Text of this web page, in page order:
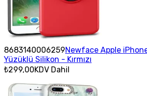
8683140006259Newface Apple
Yüzüklü Silikon - Kırmızı
₺299,00KDV Dahil